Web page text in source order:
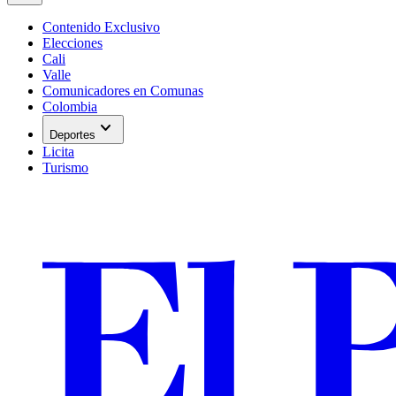
Contenido Exclusivo
Elecciones
Cali
Valle
Comunicadores en Comunas
Colombia
Deportes expand_more
Licita
Turismo